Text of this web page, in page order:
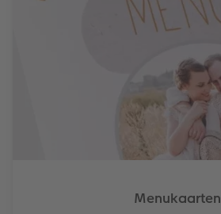
Menukaarten